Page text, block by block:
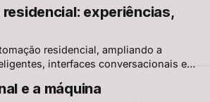
experiências,
residencial, ampliando a
interfaces conversacionais e
e a máquina